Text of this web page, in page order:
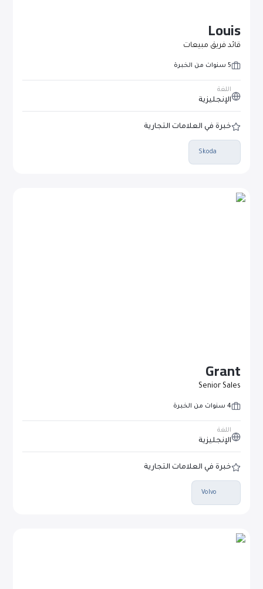
Louis
قائد فريق مبيعات
5 سنوات من الخبرة
اللغة
الإنجليزية
خبرة في العلامات التجارية
Skoda
Grant
Senior Sales
4 سنوات من الخبرة
اللغة
الإنجليزية
خبرة في العلامات التجارية
Volvo